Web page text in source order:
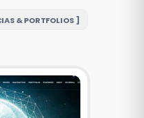
& PORTFOLIOS ]